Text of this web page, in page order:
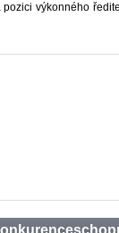
výkonného